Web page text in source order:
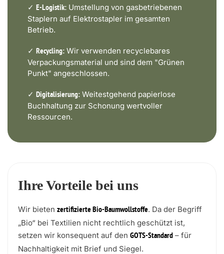
✓ E-Logistik: Umstellung von gasbetriebenen
Staplern auf Elektrostapler im gesamten
Betrieb.
✓ Recycling: Wir verwenden recyclebares
Verpackungsmaterial und sind dem "Grünen
Punkt" angeschlossen.
✓ Digitalisierung: Weitestgehend papierlose
Buchhaltung zur Schonung wertvoller
Ressourcen.
Ihre Vorteile bei uns
Wir bieten zertifizierte Bio-Baumwollstoffe. Da der Begriff
„Bio“ bei Textilien nicht rechtlich geschützt ist,
setzen wir konsequent auf den GOTS-Standard – für
Nachhaltigkeit mit Brief und Siegel.